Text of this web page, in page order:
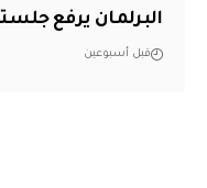
البرلمان يرفع
قبل أسبوعين